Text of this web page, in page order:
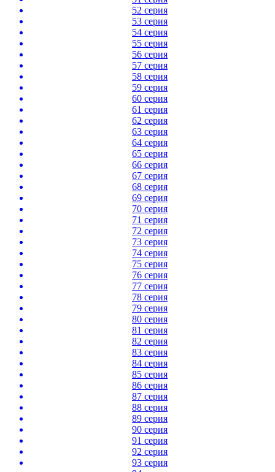
52 серия
53 серия
54 серия
55 серия
56 серия
57 серия
58 серия
59 серия
60 серия
61 серия
62 серия
63 серия
64 серия
65 серия
66 серия
67 серия
68 серия
69 серия
70 серия
71 серия
72 серия
73 серия
74 серия
75 серия
76 серия
77 серия
78 серия
79 серия
80 серия
81 серия
82 серия
83 серия
84 серия
85 серия
86 серия
87 серия
88 серия
89 серия
90 серия
91 серия
92 серия
93 серия